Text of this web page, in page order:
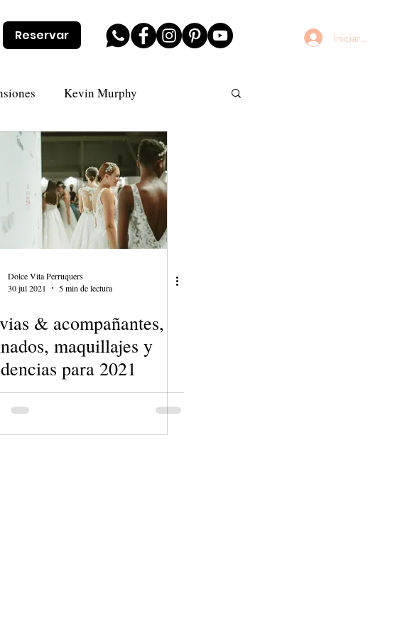
Reservar Iniciar sesión
Kevin Murphy
Promociones AntiFrizz
Dolce Vita Perruquers
30 jul 2021
5 min de lectura
& acompañantes,
maquillajes y
para 2021